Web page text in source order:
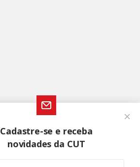
Cadastre-se e receba
novidades da CUT